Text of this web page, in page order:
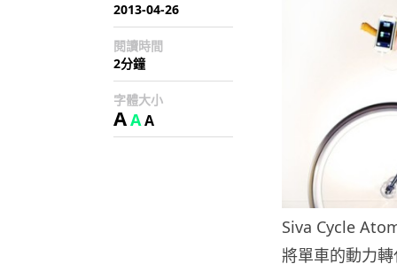
2013-04-26
閱讀時間
2分鐘
字體大小
AAA
Siva Cycle
將單車的動力